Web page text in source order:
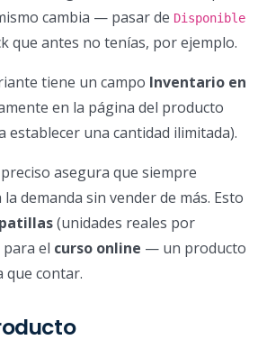
cambia — pasar de Disponible
que antes no tenías, por ejemplo.
tiene un campo Inventario en
en la página del producto
establecer una cantidad ilimitada).
asegura que siempre
demanda sin vender de más. Esto
(unidades reales por
el curso online — un producto
que contar.